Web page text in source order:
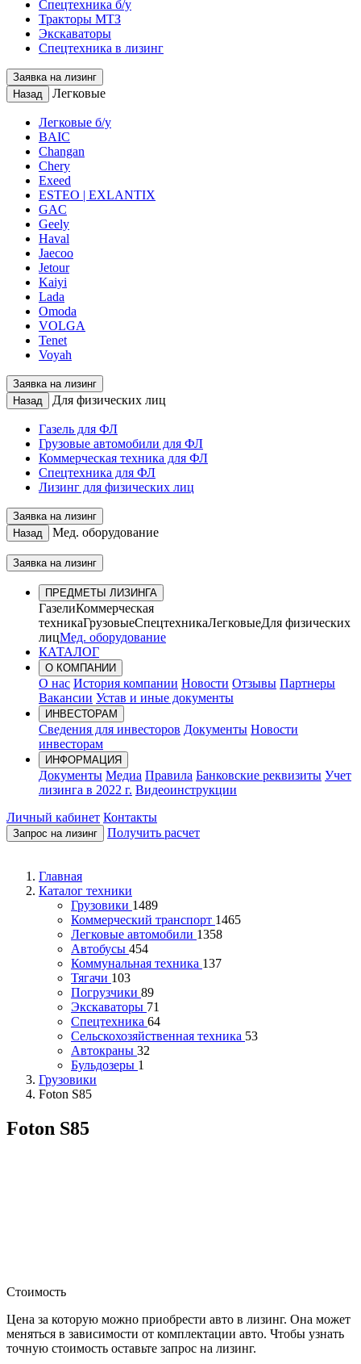
Спецтехника б/у
Тракторы МТЗ
Экскаваторы
Спецтехника в лизинг
Заявка на лизинг
Назад
Легковые
Легковые б/у
BAIC
Changan
Chery
Exeed
ESTEO | EXLANTIX
GAC
Geely
Haval
Jaecoo
Jetour
Kaiyi
Lada
Omoda
VOLGA
Tenet
Voyah
Заявка на лизинг
Назад
Для физических лиц
Газель для ФЛ
Грузовые автомобили для ФЛ
Коммерческая техника для ФЛ
Спецтехника для ФЛ
Лизинг для физических лиц
Заявка на лизинг
Назад
Мед. оборудование
Заявка на лизинг
ПРЕДМЕТЫ ЛИЗИНГА
ГазелиКоммерческая
техникаГрузовыеСпецтехникаЛегковыеДля физических
лицМед. оборудование
КАТАЛОГ
О КОМПАНИИ
О нас История компании Новости Отзывы Партнеры
Вакансии Устав и иные документы
ИНВЕСТОРАМ
Сведения для инвесторов Документы Новости
инвесторам
ИНФОРМАЦИЯ
Документы Медиа Правила Банковские реквизиты Учет
лизинга в 2022 г. Видеоинструкции
Личный кабинет Контакты
Запрос на лизинг Получить расчет
Главная
Каталог техники
Грузовики 1489
Коммерческий транспорт 1465
Легковые автомобили 1358
Автобусы 454
Коммунальная техника 137
Тягачи 103
Погрузчики 89
Экскаваторы 71
Спецтехника 64
Сельскохозяйственная техника 53
Автокраны 32
Бульдозеры 1
Грузовики
Foton S85
Foton S85
Стоимость
Цена за которую можно приобрести авто в лизинг. Она может
меняться в зависимости от комплектации авто. Чтобы узнать
точную стоимость оставьте запрос на лизинг.